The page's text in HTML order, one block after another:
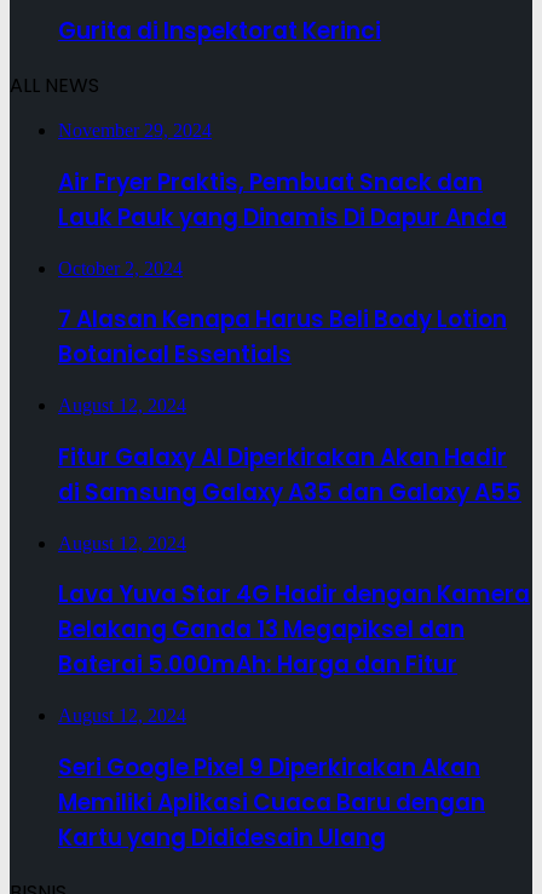
Gurita di Inspektorat Kerinci
ALL NEWS
November 29, 2024
Air Fryer Praktis, Pembuat Snack dan
Lauk Pauk yang Dinamis Di Dapur Anda
October 2, 2024
7 Alasan Kenapa Harus Beli Body Lotion
Botanical Essentials
August 12, 2024
Fitur Galaxy AI Diperkirakan Akan Hadir
di Samsung Galaxy A35 dan Galaxy A55
August 12, 2024
Lava Yuva Star 4G Hadir dengan Kamera
Belakang Ganda 13 Megapiksel dan
Baterai 5.000mAh: Harga dan Fitur
August 12, 2024
Seri Google Pixel 9 Diperkirakan Akan
Memiliki Aplikasi Cuaca Baru dengan
Kartu yang Dididesain Ulang